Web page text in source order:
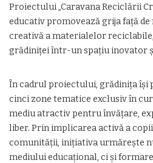
Proiectului „Caravana Reciclării
educativ promovează grija față
creativă a materialelor
grădiniței într-un spațiu inovator
În cadrul proiectului, grădinița își
cinci zone tematice exclusiv în
mediu atractiv pentru învățare,
liber. Prin implicarea activă a
comunității, inițiativa urmărește
mediului educațional, ci și